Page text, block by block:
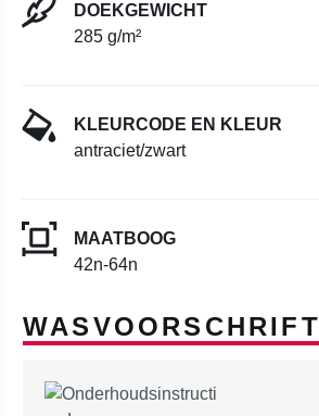
DOEKGEWICHT
285 g/m²
KLEURCODE EN KLEUR
antraciet/zwart
MAATBOOG
42n-64n
WASVOORSCHRIFT